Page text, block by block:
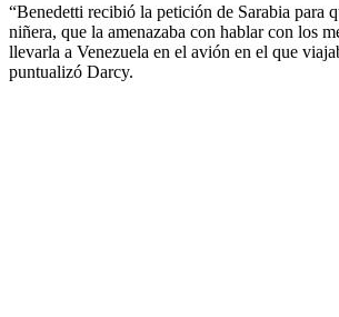
“Benedetti recibió la petición de Sarabia para
niñera, que la amenazaba con hablar con los
llevarla a Venezuela en el avión en el que
puntualizó Darcy.